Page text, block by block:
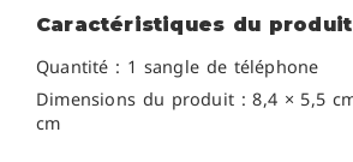
Caractéristiques du
Quantité : 1 sangle de téléphone
Dimensions du produit : 8,4 × 5,5
cm